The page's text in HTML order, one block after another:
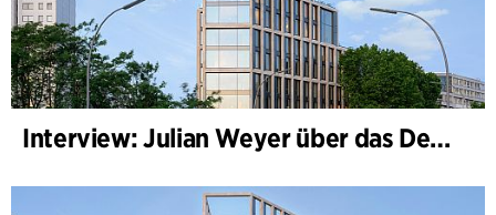
Interview: Julian Weyer über das Design von B-One